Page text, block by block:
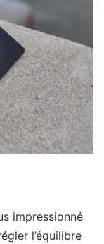
impressionné
l’équilibre